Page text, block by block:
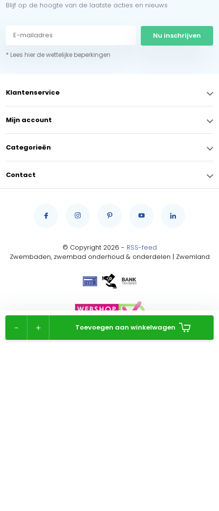
+
- Toevoegen aan winkelwagen
Blijf op de hoogte van de laatste acties en nieuws
Nu inschrijven
* Lees hier de wettelijke beperkingen
Klantenservice
Mijn account
Categorieën
Contact
© Copyright 2026 - RSS-feed
Zwembaden, zwembad onderhoud & onderdelen | Zwemland